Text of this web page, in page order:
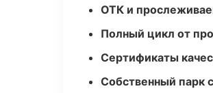
ОТК и
Полный цикл от
Сертификаты
Собственный парк